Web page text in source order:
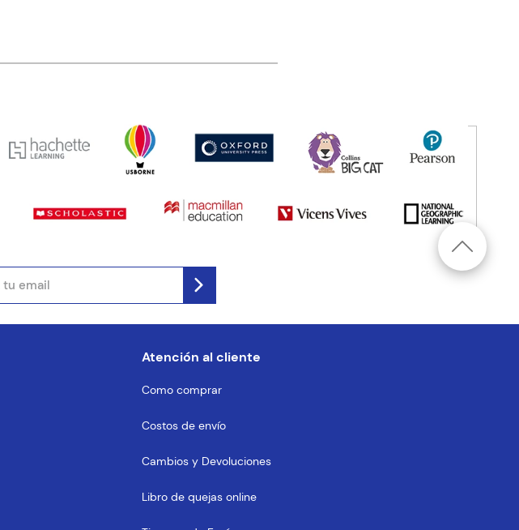
Atención al cliente
Como comprar
Costos de envío
Cambios y Devoluciones
Libro de quejas online